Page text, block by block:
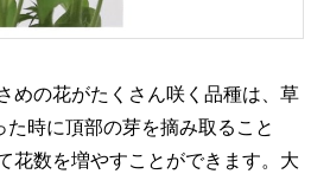
めの花がたくさん咲く品種は、草
時に頂部の芽を摘み取ること
花数を増やすことができます。大